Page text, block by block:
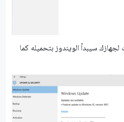
سيبدأ الويندوز بتحميله كما